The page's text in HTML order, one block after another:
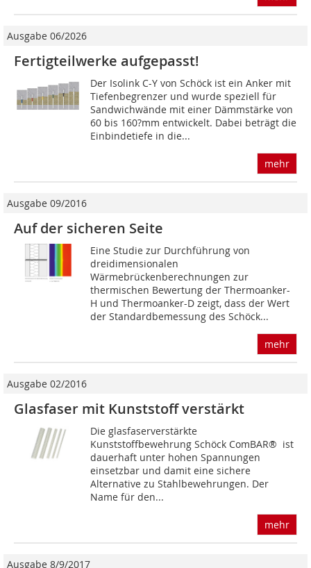
Ausgabe 06/2026
Fertigteilwerke aufgepasst!
Der Isolink C-Y von Schöck ist ein Anker mit
Tiefenbegrenzer und wurde speziell für
Sandwichwände mit einer Dämmstärke von
60 bis 160?mm entwickelt. Dabei beträgt die
Einbindetiefe in die...
mehr
Ausgabe 09/2016
Auf der sicheren Seite
Eine Studie zur Durchführung von
dreidimensionalen
Wärmebrückenberechnungen zur
thermischen Bewertung der Thermoanker-
H und Thermoanker-D zeigt, dass der Wert
der Standardbemessung des Schöck...
mehr
Ausgabe 02/2016
Glasfaser mit Kunststoff verstärkt
Die glasfaserverstärkte
Kunststoffbewehrung Schöck ComBAR® ist
dauerhaft unter hohen Spannungen
einsetzbar und damit eine sichere
Alternative zu Stahlbewehrungen. Der
Name für den...
mehr
Ausgabe 8/9/2017